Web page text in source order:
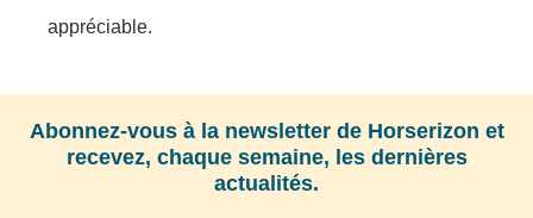
appréciable.
Abonnez-vous à la newsletter de Horserizon et
recevez, chaque semaine, les dernières
actualités.